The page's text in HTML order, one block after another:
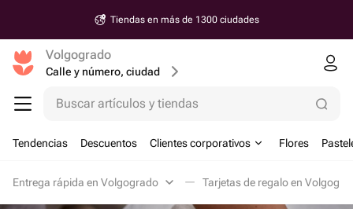
Tiendas en más de 1300 ciudades
Volgogrado
Calle y número, ciudad
Buscar artículos y tiendas
Tendencias Descuentos Clientes corporativos Flores
Entrega rápida en Volgogrado Tarjetas de regalo en